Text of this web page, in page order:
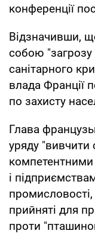
конференції
Відзначивши,
собою
санітарного
влада Франції
по захисту
Глава
уряду "вивчити
і
прийняті для
проти